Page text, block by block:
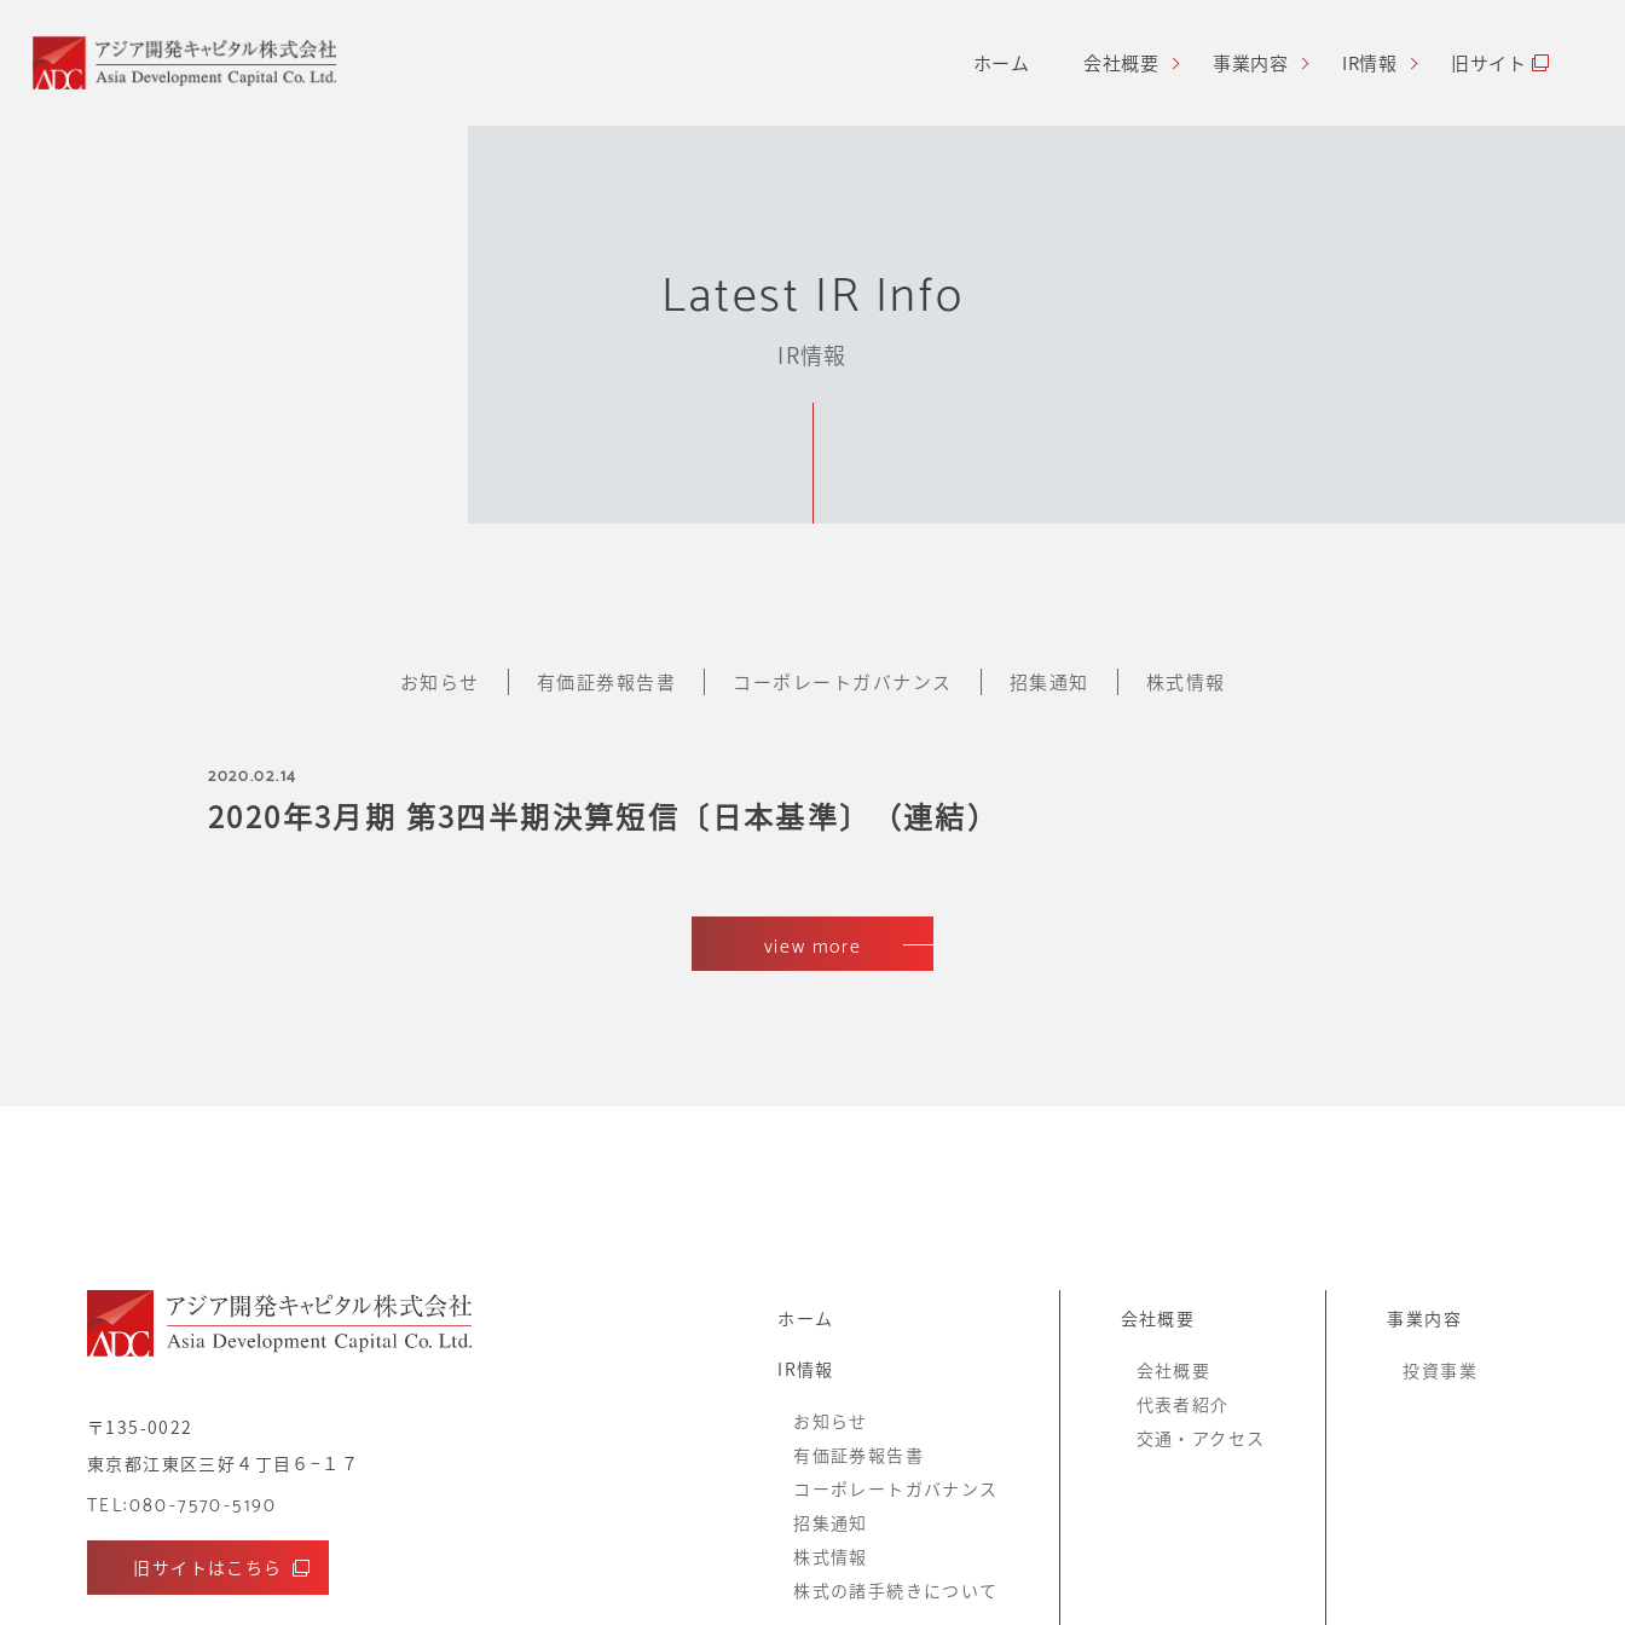
ホーム 会社概要 事業内容 IR情報 旧サイト
Latest IR Info
IR情報
お知らせ 有価証券報告書 コーポレートガバナンス 招集通知 株式情報
2020.02.14
2020年3月期 第3四半期決算短信〔日本基準〕（連結）
view more
〒135-0022
東京都江東区三好４丁目６−１７
TEL:080-7570-5190
旧サイトはこちら
ホーム
IR情報
お知らせ
有価証券報告書
コーポレートガバナンス
招集通知
株式情報
株式の諸手続きについて
会社概要
会社概要
代表者紹介
交通・アクセス
事業内容
投資事業